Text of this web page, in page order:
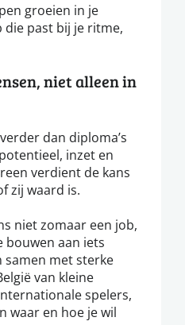
groeien in je
die past bij je ritme,
niet alleen in
dan diploma’s
inzet en
verdient de kans
zij waard is.
niet zomaar een job,
bouwen aan iets
samen met sterke
van kleine
spelers,
waar en hoe je wil